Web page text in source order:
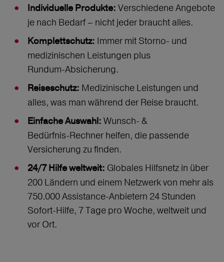
Individuelle Produkte: Verschiedene Angebote
je nach Bedarf – nicht jeder braucht alles.
Komplettschutz: Immer mit Storno‑ und
medizinischen Leistungen plus
Rundum‑Absicherung.
Reiseschutz: Medizinische Leistungen und
alles, was man während der Reise braucht.
Einfache Auswahl: Wunsch‑ &
Bedürfnis‑Rechner helfen, die passende
Versicherung zu finden.
24/7 Hilfe weltweit: Globales Hilfsnetz in über
200 Ländern und einem Netzwerk von mehr als
750.000 Assistance-Anbietern 24 Stunden
Sofort-Hilfe, 7 Tage pro Woche, weltweit und
vor Ort.